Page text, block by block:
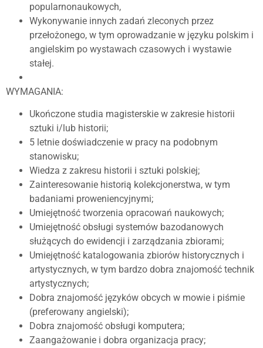
popularnonaukowych,
Wykonywanie innych zadań zleconych przez
przełożonego, w tym oprowadzanie w języku polskim i
angielskim po wystawach czasowych i wystawie
stałej.
WYMAGANIA:
Ukończone studia magisterskie w zakresie historii
sztuki i/lub historii;
5 letnie doświadczenie w pracy na podobnym
stanowisku;
Wiedza z zakresu historii i sztuki polskiej;
Zainteresowanie historią kolekcjonerstwa, w tym
badaniami proweniencyjnymi;
Umiejętność tworzenia opracowań naukowych;
Umiejętność obsługi systemów bazodanowych
służących do ewidencji i zarządzania zbiorami;
Umiejętność katalogowania zbiorów historycznych i
artystycznych, w tym bardzo dobra znajomość technik
artystycznych;
Dobra znajomość języków obcych w mowie i piśmie
(preferowany angielski);
Dobra znajomość obsługi komputera;
Zaangażowanie i dobra organizacja pracy;